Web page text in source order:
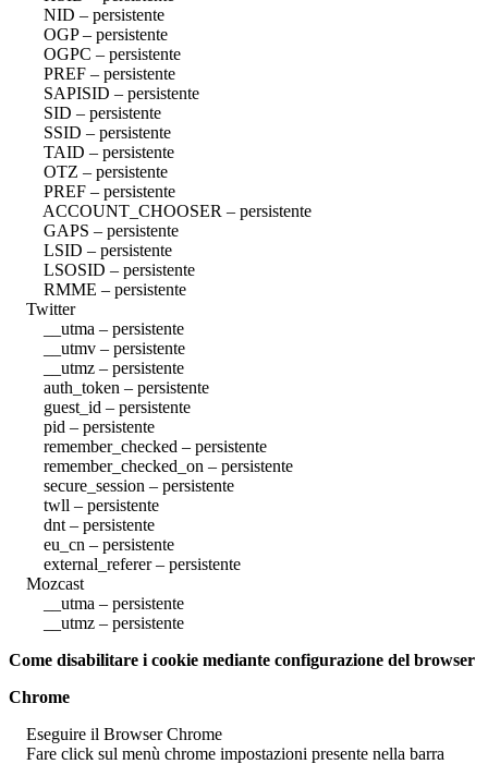
NID – persistente
OGP – persistente
OGPC – persistente
PREF – persistente
SAPISID – persistente
SID – persistente
SSID – persistente
TAID – persistente
OTZ – persistente
PREF – persistente
ACCOUNT_CHOOSER – persistente
GAPS – persistente
LSID – persistente
LSOSID – persistente
RMME – persistente
Twitter
__utma – persistente
__utmv – persistente
__utmz – persistente
auth_token – persistente
guest_id – persistente
pid – persistente
remember_checked – persistente
remember_checked_on – persistente
secure_session – persistente
twll – persistente
dnt – persistente
eu_cn – persistente
external_referer – persistente
Mozcast
__utma – persistente
__utmz – persistente
Come disabilitare i cookie mediante configurazione del browser
Chrome
Eseguire il Browser Chrome
Fare click sul menù chrome impostazioni presente nella barra